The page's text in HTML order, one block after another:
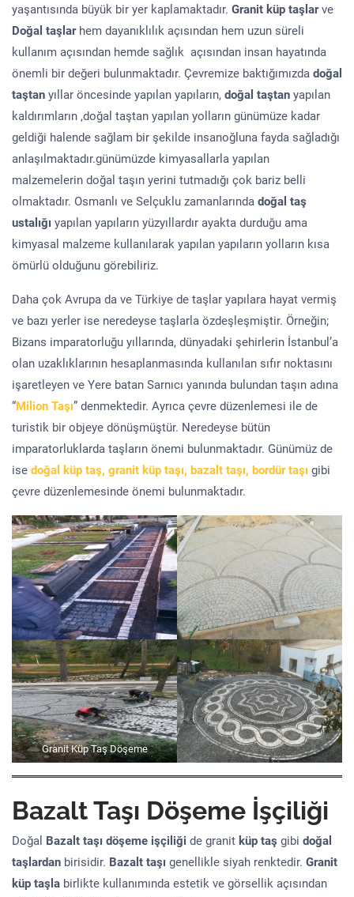
yaşantısında büyük bir yer kaplamaktadır. Granit küp taşlarve
Doğal taşlar hem dayanıklılık açısından hem uzun süreli
kullanım açısından hemde sağlık açısından insan hayatında
önemli bir değeri bulunmaktadır. Çevremize baktığımızda doğal
taştan yıllar öncesinde yapılan yapıların, doğal taştan yapılan
kaldırımların ,doğal taştan yapılan yolların günümüze kadar
geldiği halende sağlam bir şekilde insanoğluna fayda sağladığı
anlaşılmaktadır.günümüzde kimyasallarla yapılan
malzemelerin doğal taşın yerini tutmadığı çok bariz belli
olmaktadır. Osmanlı ve Selçuklu zamanlarında doğal taş
ustalığı yapılan yapıların yüzyıllardır ayakta durduğu ama
kimyasal malzeme kullanılarak yapılan yapıların yolların kısa
ömürlü olduğunu görebiliriz.
Daha çok Avrupa da ve Türkiye de taşlar yapılara hayat vermiş
ve bazı yerler ise neredeyse taşlarla özdeşleşmiştir. Örneğin;
Bizans imparatorluğu yıllarında, dünyadaki şehirlerin İstanbul’a
olan uzaklıklarının hesaplanmasında kullanılan sıfır noktasını
işaretleyen ve Yere batan Sarnıcı yanında bulundan taşın adına
“Milion Taşı” denmektedir. Ayrıca çevre düzenlemesi ile de
turistik bir objeye dönüşmüştür. Neredeyse bütün
imparatorluklarda taşların önemi bulunmaktadır. Günümüz de
ise doğal küp taş, granit küp taşı, bazalt taşı, bordür taşı gibi
çevre düzenlemesinde önemi bulunmaktadır.
Granit Küp Taş Döşeme
Bazalt Taşı Döşeme İşçiliği
Doğal Bazalt taşı döşeme işçiliği de granit küp taş gibi doğal
taşlardan birisidir. Bazalt taşı genellikle siyah renktedir. Granit
küp taşla birlikte kullanımında estetik ve görsellik açısından